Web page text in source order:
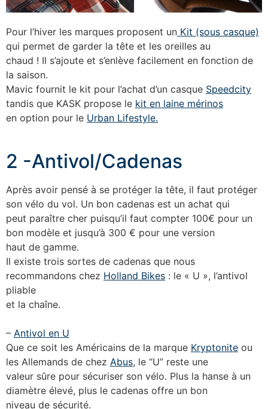
Pour l’hiver les marques proposent un Kit (sous casque)
qui permet de garder la tête et les oreilles au
chaud ! Il s’ajoute et s’enlève facilement en fonction de
la saison.
Mavic fournit le kit pour l’achat d’un casque Speedcity
tandis que KASK propose le kit en laine mérinos
en option pour le Urban Lifestyle.
2 -Antivol/Cadenas
Après avoir pensé à se protéger la tête, il faut protéger
son vélo du vol. Un bon cadenas est un achat qui
peut paraître cher puisqu’il faut compter 100€ pour un
bon modèle et jusqu’à 300 € pour une version
haut de gamme.
Il existe trois sortes de cadenas que nous
recommandons chez Holland Bikes : le « U », l’antivol
pliable
et la chaîne.
– Antivol en U
Que ce soit les Américains de la marque Kryptonite ou
les Allemands de chez Abus, le “U” reste une
valeur sûre pour sécuriser son vélo. Plus la hanse à un
diamètre élevé, plus le cadenas offre un bon
niveau de sécurité.